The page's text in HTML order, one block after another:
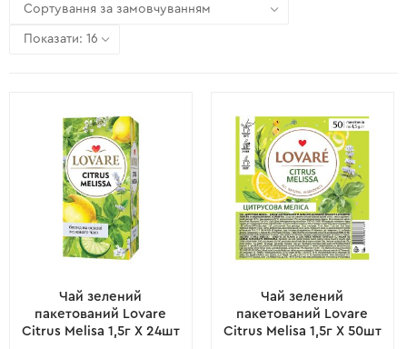
Чай зелений
пакетований Lovare
Citrus Melisa 1,5г X 24шт
Чай зелений
пакетований Lovare
Citrus Melisa 1,5г X 50шт